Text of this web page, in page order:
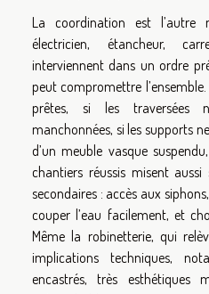
La coordination est l’autre
électricien, étancheur,
interviennent dans un ordre
peut compromettre
prêtes, si les traversées
manchonnées, si les supports
d’un meuble vasque
chantiers réussis misent
secondaires : accès aux
couper l’eau facilement, et
Même la robinetterie, qui
implications techniques,
encastrés, très esthétiques